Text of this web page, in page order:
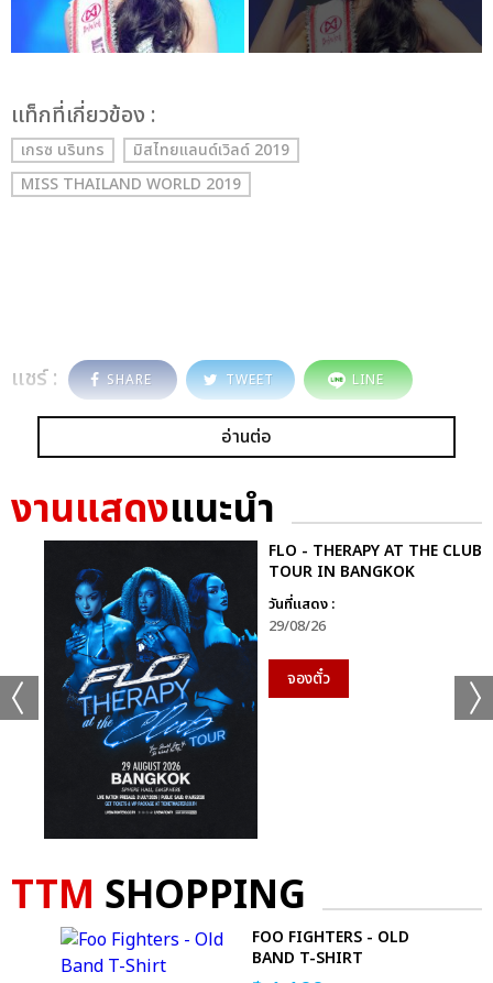
เเท็กที่เกี่ยวข้อง :
เกรซ นรินทร
มิสไทยแลนด์เวิลด์ 2019
MISS THAILAND WORLD 2019
แชร์ : SHARE TWEET LINE
อ่านต่อ
งานแสดงแนะนำ
FLO - THERAPY AT THE CLUB
TOUR IN BANGKOK
วันที่แสดง :
29/08/26
จองตั๋ว
TTM SHOPPING
FOO FIGHTERS - OLD
BAND T-SHIRT